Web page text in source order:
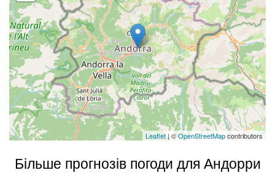
Leaflet | ©OpenStreetMapcontributors
Більше прогнозів погоди для Андорри